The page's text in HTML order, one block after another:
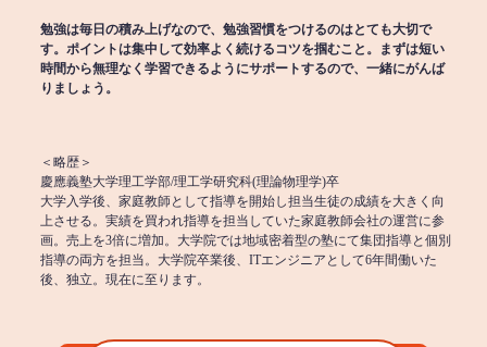
勉強は毎日の積み上げなので、勉強習慣をつけるのはとても大切で
す。ポイントは集中して効率よく続けるコツを掴むこと。まずは短い
時間から無理なく学習できるようにサポートするので、一緒にがんば
りましょう。
＜略歴＞
慶應義塾大学理工学部/理工学研究科(理論物理学)卒
大学入学後、家庭教師として指導を開始し担当生徒の成績を大きく向
上させる。実績を買われ指導を担当していた家庭教師会社の運営に参
画。売上を3倍に増加。大学院では地域密着型の塾にて集団指導と個別
指導の両方を担当。大学院卒業後、ITエンジニアとして6年間働いた
後、独立。現在に至ります。